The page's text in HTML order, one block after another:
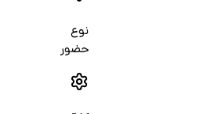
نوع
حضور